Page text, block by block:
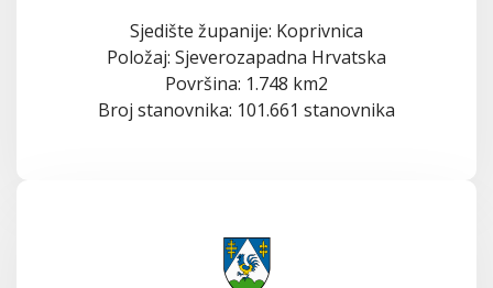
Sjedište županije: Koprivnica
Položaj: Sjeverozapadna Hrvatska
Površina: 1.748 km2
Broj stanovnika: 101.661 stanovnika